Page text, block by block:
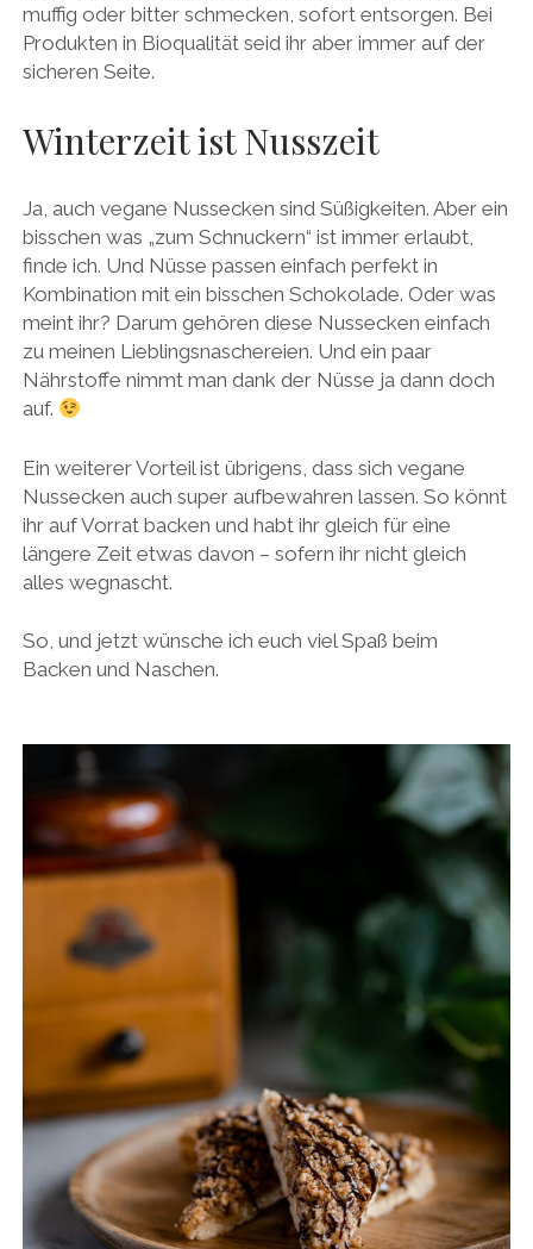
muffig oder bitter schmecken, sofort entsorgen. Bei
Produkten in Bioqualität seid ihr aber immer auf der
sicheren Seite.
Winterzeit ist Nusszeit
Ja, auch vegane Nussecken sind Süßigkeiten. Aber ein
bisschen was „zum Schnuckern“ ist immer erlaubt,
finde ich. Und Nüsse passen einfach perfekt in
Kombination mit ein bisschen Schokolade. Oder was
meint ihr? Darum gehören diese Nussecken einfach
zu meinen Lieblingsnaschereien. Und ein paar
Nährstoffe nimmt man dank der Nüsse ja dann doch
auf.
Ein weiterer Vorteil ist übrigens, dass sich vegane
Nussecken auch super aufbewahren lassen. So könnt
ihr auf Vorrat backen und habt ihr gleich für eine
längere Zeit etwas davon – sofern ihr nicht gleich
alles wegnascht.
So, und jetzt wünsche ich euch viel Spaß beim
Backen und Naschen.